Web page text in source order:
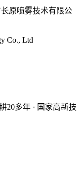
原喷雾技术有限公
Co., Ltd
20多年 · 国家高新技